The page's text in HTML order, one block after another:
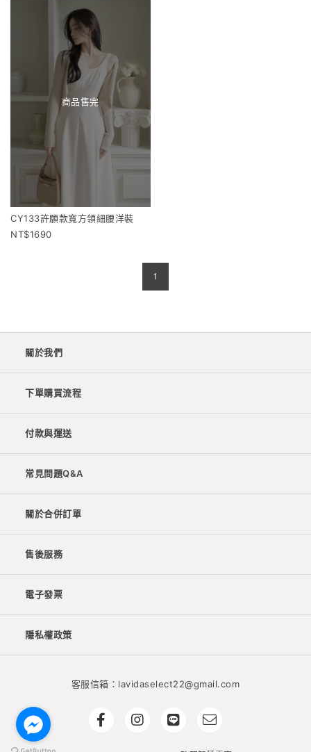
商品售完
CY133許願款寬方領細腰洋裝
1690
1
關於我們
下單購買流程
付款與運送
常見問題Q&A
關於合併訂單
售後服務
電子發票
隱私權政策
客服信箱：lavidaselect22@gmail.com